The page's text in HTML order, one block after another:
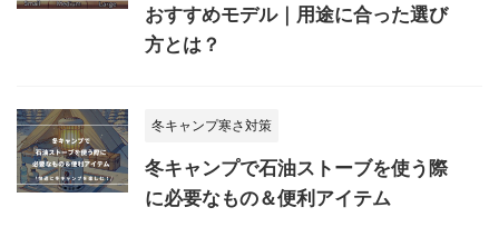
おすすめモデル｜用途に合った選び
方とは？
冬キャンプ寒さ対策
冬キャンプで石油ストーブを使う際
に必要なもの＆便利アイテム